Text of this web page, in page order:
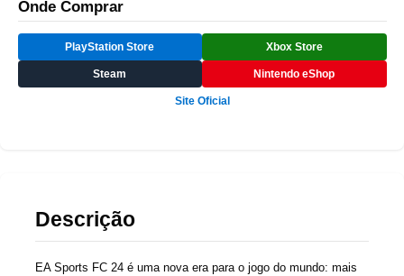
Onde Comprar
PlayStation Store Xbox Store
Steam Nintendo eShop
Site Oficial
Descrição
EA Sports FC 24 é uma nova era para o jogo do mundo: mais